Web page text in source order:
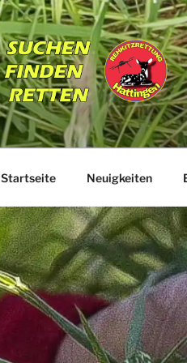
Suchen | Finden | Retten
Startseite Neuigkeiten